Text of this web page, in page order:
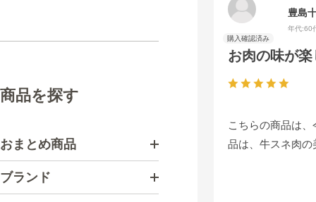
商品を探す
おまとめ商品
ブランド
お肉の味が
豊島
年代:60
こちらの商品は
品は、牛スネ肉